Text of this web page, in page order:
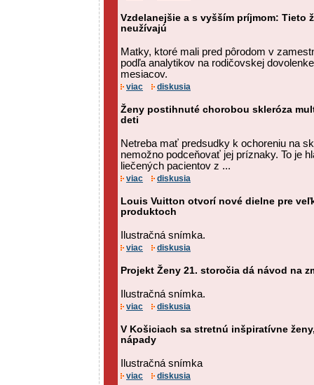
Vzdelanejšie a s vyšším príjmom: Tieto
neužívajú
Matky, ktoré mali pred pôrodom v
podľa analytikov na rodičovskej
mesiacov.
viac diskusia
Ženy postihnuté chorobou skleróza
deti
Netreba mať predsudky k ochoreniu na
nemožno podceňovať jej príznaky. To je
liečených pacientov z ...
viac diskusia
Louis Vuitton otvorí nové dielne pre
produktoch
Ilustračná snímka.
viac diskusia
Projekt Ženy 21. storočia dá návod na
Ilustračná snímka.
viac diskusia
V Košiciach sa stretnú inšpiratívne
nápady
Ilustračná snímka
viac diskusia